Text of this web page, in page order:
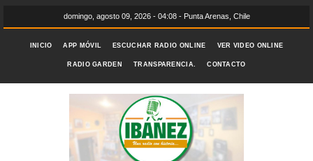
domingo, agosto 09, 2026 - 04:08 - Punta Arenas, Chile
INICIO APP MÓVIL ESCUCHAR RADIO ONLINE VER VIDEO ONLINE
RADIO GARDEN TRANSPARENCIA. CONTACTO